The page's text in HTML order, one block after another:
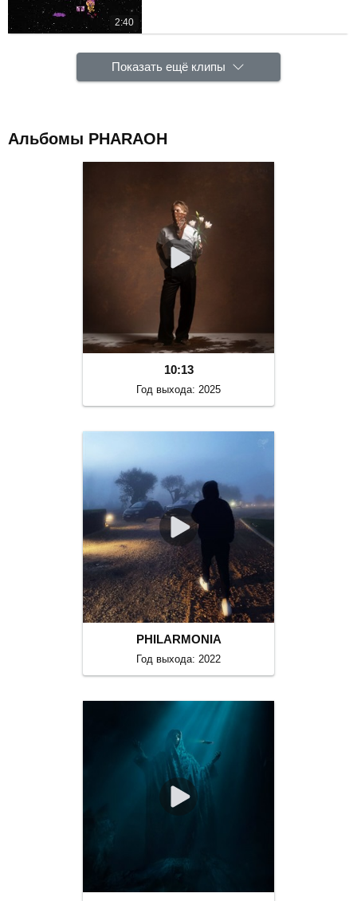
2:40
Показать ещё клипы
Альбомы PHARAOH
10:13
Год выхода: 2025
PHILARMONIA
Год выхода: 2022